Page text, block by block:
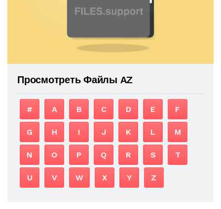
Просмотреть Файлы AZ
# A B C D E F
G H I J K L M
N O P Q R S T
U V W X Y Z